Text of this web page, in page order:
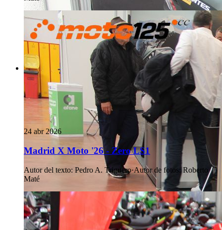
24 abr 2026
Madrid X Moto '26 - Zero LS1
Autor del texto: Pedro A. Triguero·Autor de fotos: Roberto
Maté